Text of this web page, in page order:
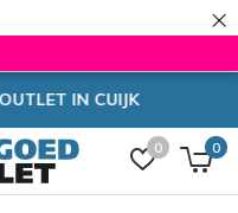
×
0 0
Zeer hoge korting